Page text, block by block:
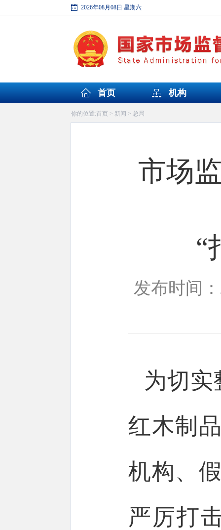
2026年08月08日 星期六
首页 机构
你的位置:首页> 新闻 > 总局
市场
“
发布时间
为切实
红木制
机构、
严厉打